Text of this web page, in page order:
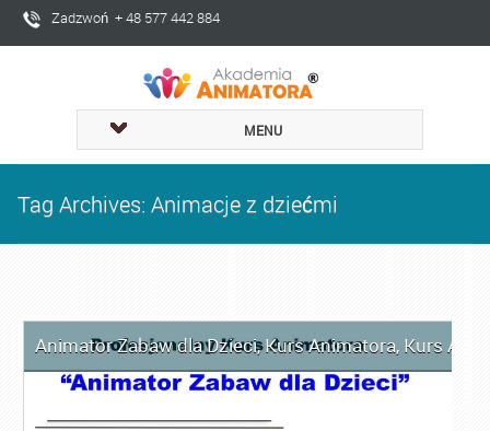
Zadzwoń + 48 577 442 884
MENU
Tag Archives: Animacje z dziećmi
Animator Zabaw dla Dzieci,Kurs Animatora, Kurs